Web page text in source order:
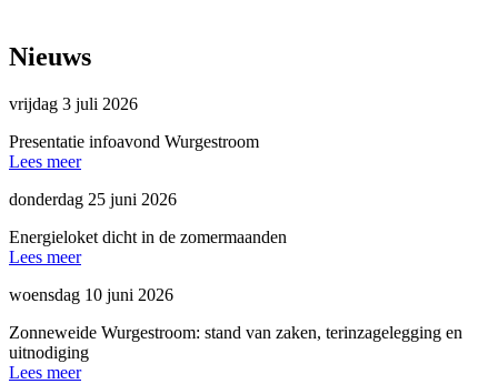
Nieuws
vrijdag 3 juli 2026
Presentatie infoavond Wurgestroom
Lees meer
donderdag 25 juni 2026
Energieloket dicht in de zomermaanden
Lees meer
woensdag 10 juni 2026
Zonneweide Wurgestroom: stand van zaken, terinzagelegging en
uitnodiging
Lees meer